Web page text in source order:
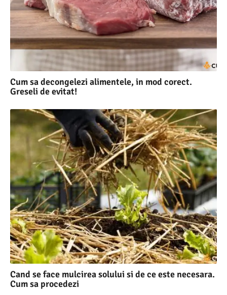
Cum sa decongelezi alimentele, in mod corect.
Greseli de evitat!
Cand se face mulcirea solului si de ce este necesara.
Cum sa procedezi